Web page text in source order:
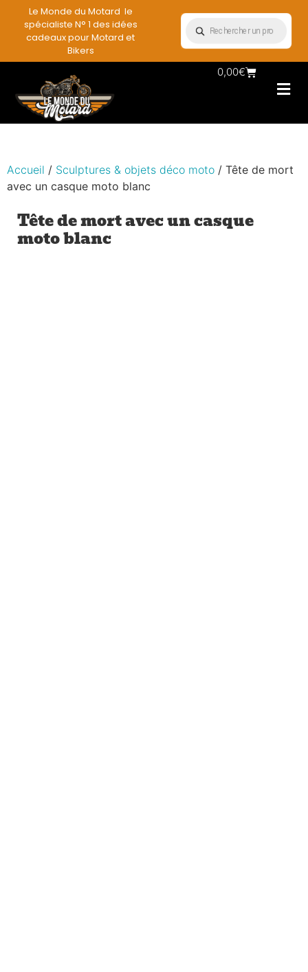
Le Monde du Motard le
spécialiste N° 1 des idées
cadeaux pour Motard et
Bikers
0,00€
Accueil / Sculptures & objets déco moto / Tête de mort
avec un casque moto blanc
Tête de mort avec un casque
moto blanc